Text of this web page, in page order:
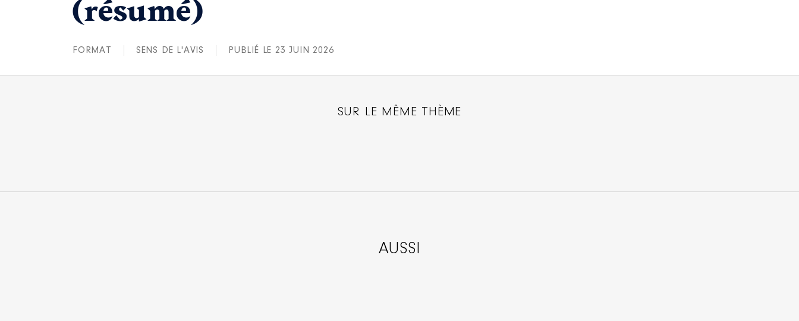
(résumé)
FORMAT SENS DE L'AVIS PUBLIÉ LE 23 JUIN 2026
SUR LE MÊME THÈME
AUSSI